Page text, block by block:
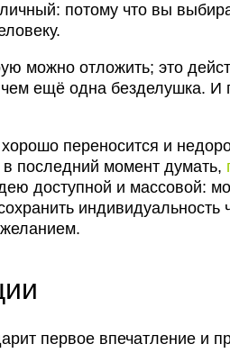
потому что вы
можно отложить; это
ещё одна безделушка. И
переносится и
в последний момент думать,
доступной и массовой:
индивидуальность
первое впечатление и